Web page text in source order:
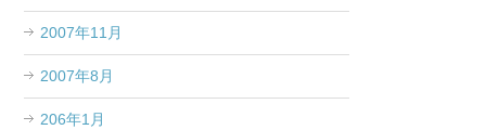
2007年11月
2007年8月
206年1月